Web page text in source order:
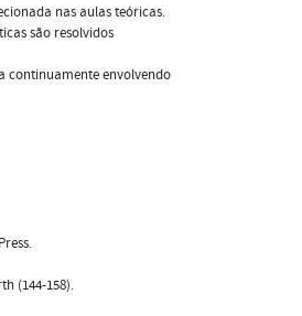
nas aulas teóricas.
são resolvidos
continuamente envolvendo
(144-158).